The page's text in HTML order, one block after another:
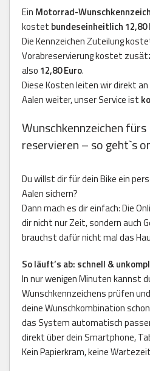
Ein Motorrad-
kostet bundeseinheitlich 12,80
Die Kennzeichen Zuteilung
Vorabreservierung kostet
also 12,80 Euro.
Diese Kosten leiten wir direkt
Aalen weiter, unser Service ist
Wunschkennzeichen
reservieren – so geht`s
Du willst dir für dein Bike ein
Aalen sichern?
Dann mach es dir einfach: Die
dir nicht nur Zeit, sondern auch
brauchst dafür nicht mal das
So läuft’s ab: schnell &
In nur wenigen Minuten kannst
Wunschkennzeichens prüfen
deine Wunschkombination
das System automatisch
direkt über dein Smartphone,
Kein Papierkram, keine